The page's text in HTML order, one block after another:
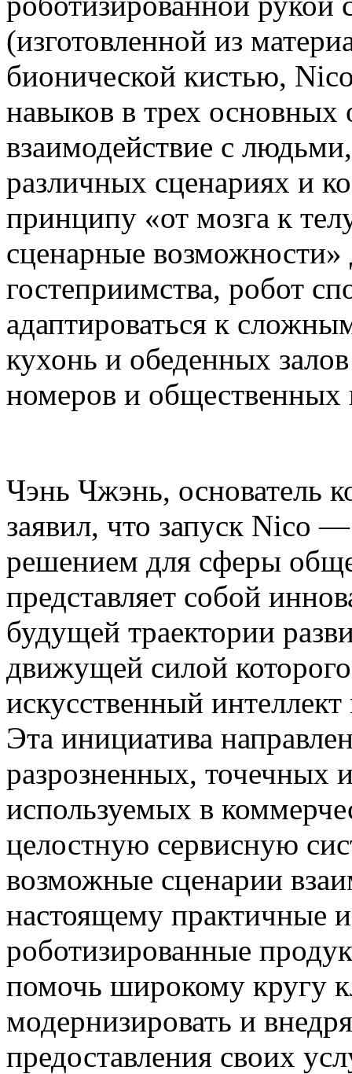
(изготовленной из
бионической кистью,
навыков в трех основных
взаимодействие с
различных сценариях и
принципу «от мозга к
сценарные возможности»
гостеприимства, робот
адаптироваться к
кухонь и обеденных
номеров и общественных
Чэнь Чжэнь, основатель
заявил, что запуск Nico
решением для сферы
представляет собой
будущей траектории
движущей силой
искусственный
Эта инициатива
разрозненных, точечных
используемых в
целостную сервисную
возможные сценарии
настоящему практичные
роботизированные
помочь широкому кругу
модернизировать и
предоставления своих